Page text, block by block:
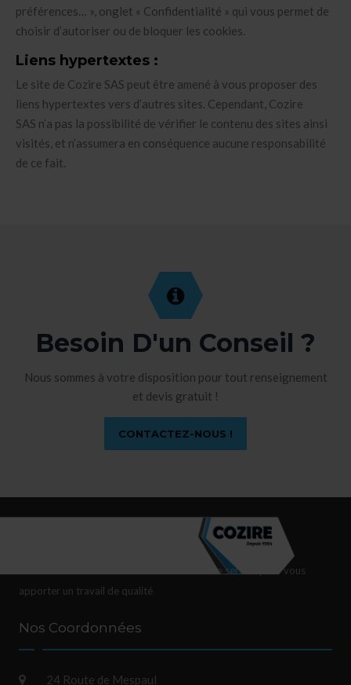
préférences… », onglet « Confidentialité » qui vous permet de
choisir d’autoriser ou de bloquer les cookies.
Liens hypertextes :
Le site de Cozire SAS peut être amené à vous proposer des
liens hypertextes vers d’autres sites. Cependant, Cozire
SAS n’a pas la possibilité de vérifier le contenu des sites ainsi
visités, et n’assumera en conséquence aucune responsabilité
de ce fait.
Besoin D'un Conseil ?
Nous sommes à votre disposition pour tout renseignement
et devis gratuit !
CONTACTEZ-NOUS !
Nous mettons tout notre savoir-faire à votre service pour vous
apporter un travail de qualité
Nos Coordonnées
24 Route de Mespaul